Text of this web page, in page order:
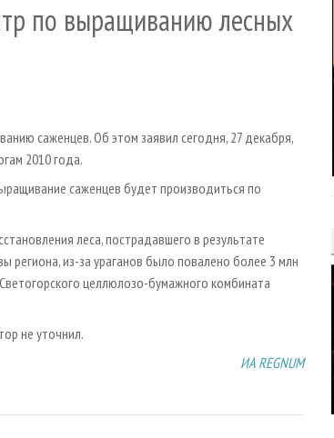
по выращиванию лесных
саженцев. Об этом заявил сегодня, 27 декабря,
2010 года.
саженцев будет производиться по
леса, пострадавшего в результате
региона, из-за ураганов было повалено более 3 млн
целлюлозо-бумажного комбината
не уточнил.
ИА REGNUM